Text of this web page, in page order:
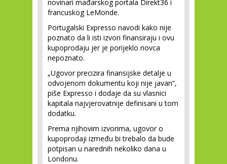
novinari mađarskog portala Direkt36 i
francuskog LeMonde.
Portugalski Expresso navodi kako nije
poznato da li isti izvori finansiraju i ovu
kupoprodaju jer je porijeklo novca
nepoznato.
„Ugovor precizira finansijske detalje u
odvojenom dokumentu koji nije javan“,
piše Expresso i dodaje da su vlasnici
kapitala najvjerovatnije definisani u tom
dodatku.
Prema njihovim izvorima, ugovor o
kupoprodaji između bi trebalo da bude
potpisan u narednih nekoliko dana u
Londonu.